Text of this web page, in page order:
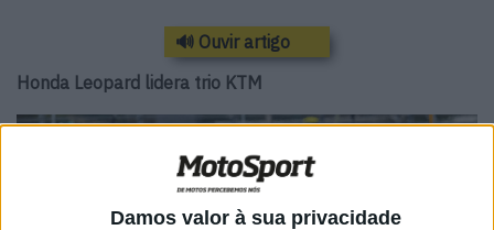
Damos valor à sua privacidade
🔊 Ouvir artigo
Honda Leopard lidera trio KTM